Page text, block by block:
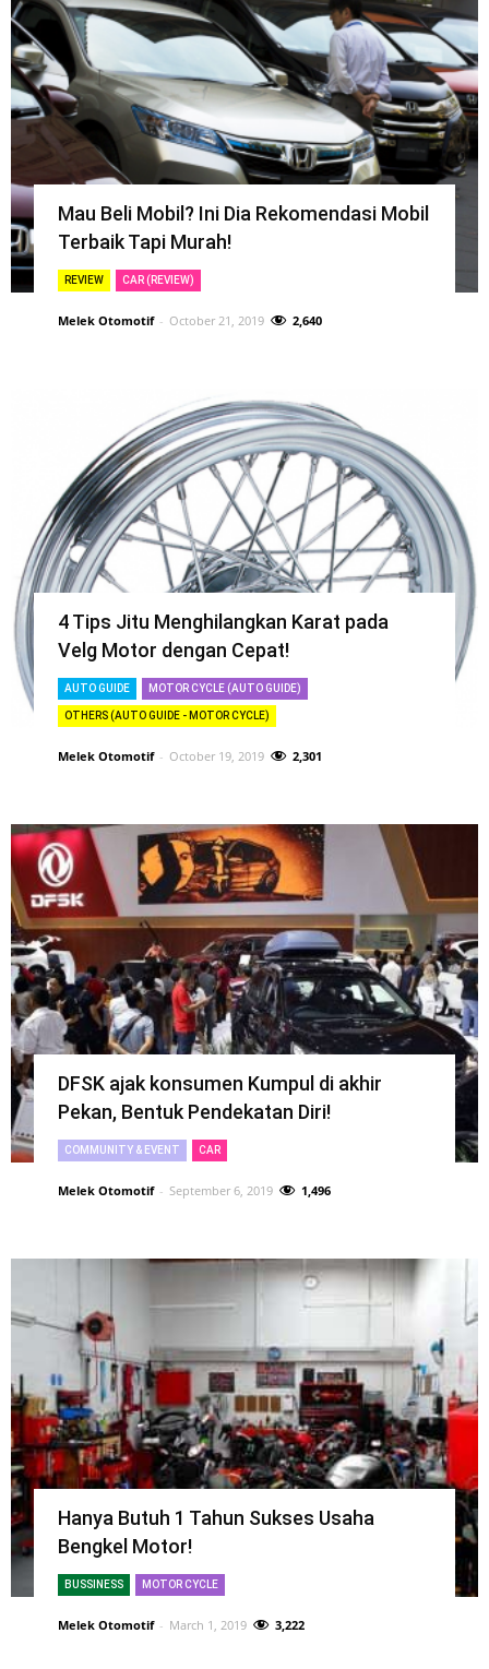
Mau Beli Mobil? Ini Dia Rekomendasi Mobil
Terbaik Tapi Murah!
REVIEW CAR (REVIEW)
Melek Otomotif - October 21, 2019 2,640
4 Tips Jitu Menghilangkan Karat pada
Velg Motor dengan Cepat!
AUTO GUIDE MOTOR CYCLE (AUTO GUIDE)
OTHERS (AUTO GUIDE - MOTOR CYCLE)
Melek Otomotif - October 19, 2019 2,301
DFSK ajak konsumen Kumpul di akhir
Pekan, Bentuk Pendekatan Diri!
COMMUNITY & EVENT CAR
Melek Otomotif - September 6, 2019 1,496
Hanya Butuh 1 Tahun Sukses Usaha
Bengkel Motor!
BUSSINESS MOTOR CYCLE
Melek Otomotif - March 1, 2019 3,222